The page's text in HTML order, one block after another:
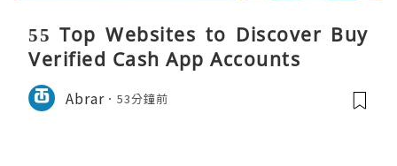
55 Top Websites to Discover Buy
Verified Cash App Accounts
Abrar 53分鐘前